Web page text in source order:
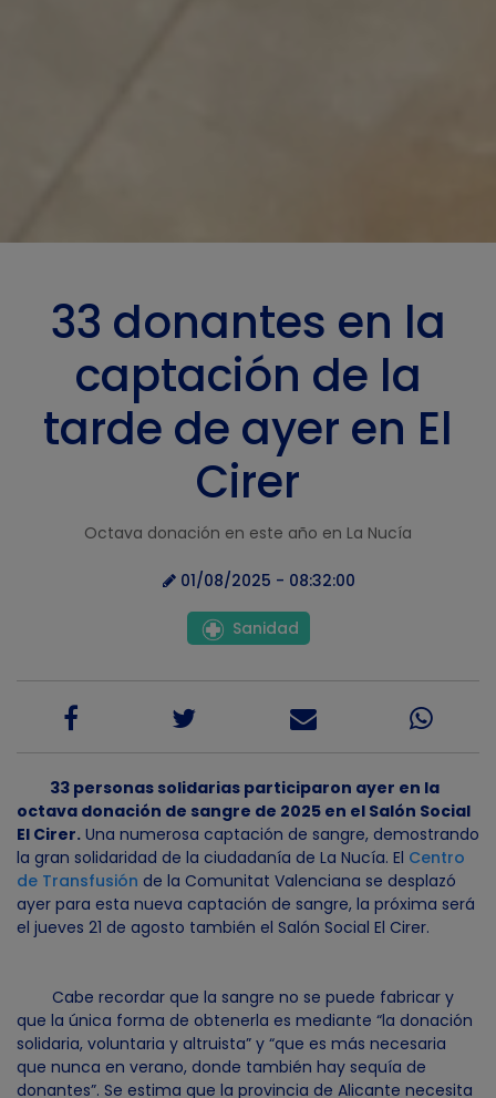
33 donantes en la
captación de la
tarde de ayer en El
Cirer
Octava donación en este año en La Nucía
01/08/2025 - 08:32:00
Sanidad
33 personas solidarias participaron ayer en la
octava donación de sangre de 2025 en el Salón Social
El Cirer. Una numerosa captación de sangre, demostrando
la gran solidaridad de la ciudadanía de La Nucía. El Centro
de Transfusión de la Comunitat Valenciana se desplazó
ayer para esta nueva captación de sangre, la próxima será
el jueves 21 de agosto también el Salón Social El Cirer.
Cabe recordar que la sangre no se puede fabricar y
que la única forma de obtenerla es mediante “la donación
solidaria, voluntaria y altruista” y “que es más necesaria
que nunca en verano, donde también hay sequía de
donantes”. Se estima que la provincia de Alicante necesita